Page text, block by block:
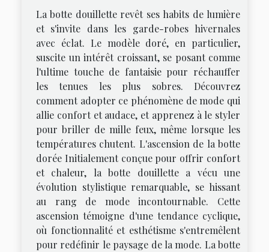
La botte douillette revêt ses habits de lumière
et s'invite dans les garde-robes hivernales
avec éclat. Le modèle doré, en particulier,
suscite un intérêt croissant, se posant comme
l'ultime touche de fantaisie pour réchauffer
les tenues les plus sobres. Découvrez
comment adopter ce phénomène de mode qui
allie confort et audace, et apprenez à le styler
pour briller de mille feux, même lorsque les
températures chutent. L'ascension de la botte
dorée Initialement conçue pour offrir confort
et chaleur, la botte douillette a vécu une
évolution stylistique remarquable, se hissant
au rang de mode incontournable. Cette
ascension témoigne d'une tendance cyclique,
où fonctionnalité et esthétisme s'entremêlent
pour redéfinir le paysage de la mode. La botte